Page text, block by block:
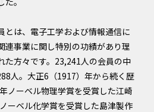
とは、電子工学および情報通信に
連事業に関し特別の功績があり理
た方々です。23,241人の会員の中
人。大正6（1917）年から続く歴
ノーベル物理学賞を受賞した江崎
ーベル化学賞を受賞した島津製作